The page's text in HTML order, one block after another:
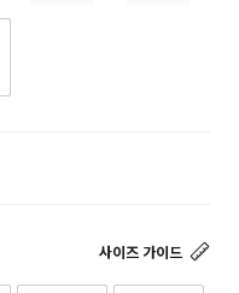
사이즈 가이드